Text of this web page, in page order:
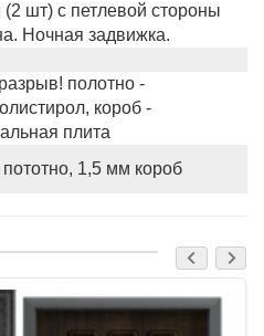
(2 шт) с петлевой стороны
Ночная задвижка.
полотно -
короб -
плита
1,5 мм короб